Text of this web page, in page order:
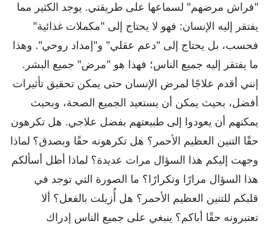
"فراش مرضهم" لسماعها على طريقتي. يوجد الكثير مما
يفتقر إليه الإنسان: فهو لا يحتاج إلى "مكملات غذائية"
فحسب، بل يحتاج إلى "دعم عقلي" و"إمداد روحي". وهذا
ما يفتقر إليه جميع الناس؛ فهذا هو "مرض" جميع البشر.
إنني أقدم علاجًا لمرض الإنسان حتى يمكن تحقيق تأثيرات
أفضل، بحيث يمكن أن يستعيد الجميع الصحة، وبحيث
يمكنهم أن يعودوا إلى طبيعتهم بفضل علاجي. هل تكرهون
حقًا التنين العظيم الأحمر؟ هل تكرهونه حقًا وبصدق؟ لماذا
وجهت إليكم هذا السؤال مرات عديدة؟ لماذا أظل أسألكم
هذا السؤال مرارًا وتكرارًا؟ ما الصورة التي توجد في
قلبكم للتنين العظيم الأحمر؟ هل أُزيلت بالفعل؟ ألا
تعتبرونه حقًا أباكم؟ ينبغي على جميع الناس إدراك